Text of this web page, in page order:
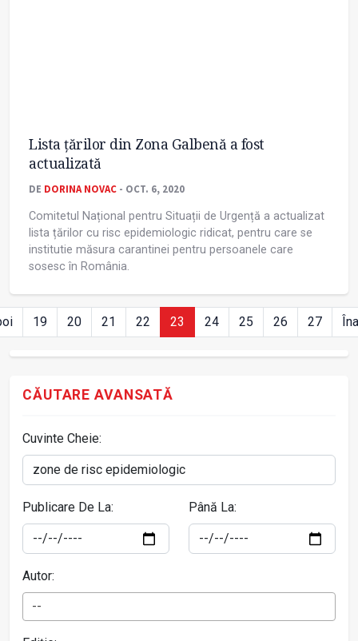
Lista țărilor din Zona Galbenă a fost
actualizată
DE DORINA NOVAC - OCT. 6, 2020
Comitetul Național pentru Situații de Urgență a actualizat
lista țărilor cu risc epidemiologic ridicat, pentru care se
institutie măsura carantinei pentru persoanele care
sosesc în România.
19 20 21 22 23 24 25 26 27
CĂUTARE AVANSATĂ
Cuvinte Cheie:
Publicare De La: Până La:
Autor:
--